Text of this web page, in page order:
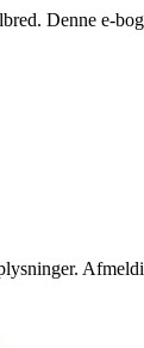
Denne e-